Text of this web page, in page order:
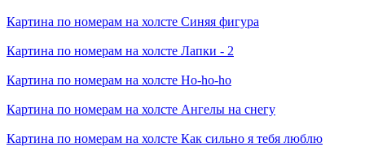
Картина по номерам на холсте Синяя фигура
Картина по номерам на холсте Лапки - 2
Картина по номерам на холсте Ho-ho-ho
Картина по номерам на холсте Ангелы на снегу
Картина по номерам на холсте Как сильно я тебя люблю